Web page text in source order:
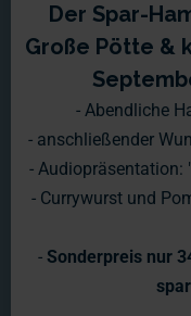
Montag,
Was Insider bereits
gewonnen, so
gehalten, nun wurde
Gegenversuch
Miniatur-Güterzug mit
Zentrum (EEZ) 408
Der Spar-
Große Pötte &
- Abendliche
- anschließender
- Audiopräsentation:
- Currywurst und
- Sonderpreis nur